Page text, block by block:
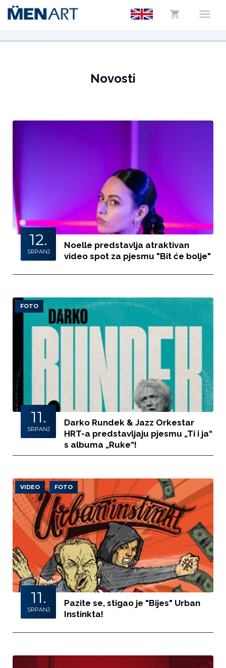
Novosti
12.
SRPANJ
Noelle predstavlja atraktivan
video spot za pjesmu "Bit će bolje"
FOTO
11.
SRPANJ
Darko Rundek & Jazz Orkestar
HRT-a predstavljaju pjesmu „Ti i ja“
s albuma „Ruke“!
VIDEO FOTO
11.
SRPANJ
Pazite se, stigao je "Bijes" Urban
Instinkta!